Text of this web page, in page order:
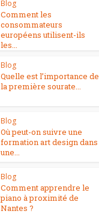
Blog
Comment les
consommateurs
européens utilisent-ils
les...
Blog
Quelle est l’importance de
la première sourate...
Blog
Où peut-on suivre une
formation art design dans
une...
Blog
Comment apprendre le
piano à proximité de
Nantes ?